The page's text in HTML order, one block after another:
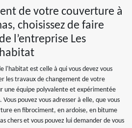
de votre couverture à
choisissez de faire
l’entreprise Les
l'habitat est celle à qui vous devez vous
les travaux de changement de votre
une équipe polyvalente et expérimentée
Vous pouvez vous adresser à elle, que vous
en fibrociment, en ardoise, en bitume
chers et vous pouvez lui demander de vous